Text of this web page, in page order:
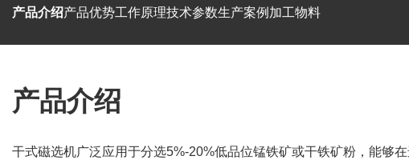
产品介绍产品优势工作原理技术参数生产案例 加工物料
产品介绍
干式磁选机广泛应用于分选5%-20%低品位锰铁矿或干铁矿粉，能够